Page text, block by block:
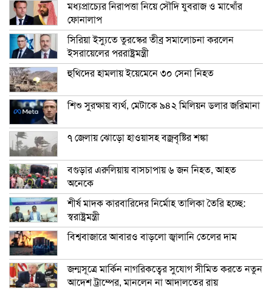
মধ্যপ্রাচ্যের নিরাপত্তা নিয়ে সৌদি যুবরাজ ও মাখোঁর
ফোনালাপ
সিরিয়া ইস্যুতে তুরস্কের তীব্র সমালোচনা করলেন
ইসরায়েলের পররাষ্ট্রমন্ত্রী
হুথিদের হামলায় ইয়েমেনে ৩০ সেনা নিহত
শিশু সুরক্ষায় ব্যর্থ, মেটাকে ৯৪২ মিলিয়ন ডলার জরিমানা
৭ জেলায় ঝোড়ো হাওয়াসহ বজ্রবৃষ্টির শঙ্কা
বগুড়ার এরুলিয়ায় বাসচাপায় ৬ জন নিহত, আহত
অনেকে
শীর্ষ মাদক কারবারিদের নির্মোহ তালিকা তৈরি হচ্ছে:
স্বরাষ্ট্রমন্ত্রী
বিশ্ববাজারে আবারও বাড়লো জ্বালানি তেলের দাম
জন্মসূত্রে মার্কিন নাগরিকত্বের সুযোগ সীমিত করতে নতুন
আদেশ ট্রাম্পের, মানলেন না আদালতের রায়